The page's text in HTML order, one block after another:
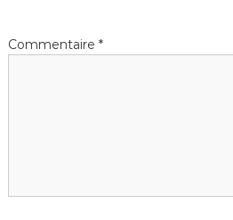
Commentaire *